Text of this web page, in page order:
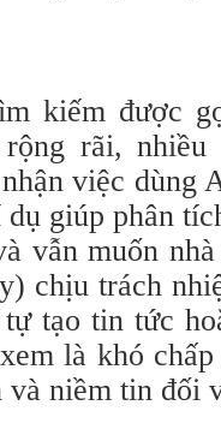
kiếm được
rãi,
việc dùng
giúp phân
vẫn muốn
chịu trách
tạo tin tức
là khó
và niềm tin đối